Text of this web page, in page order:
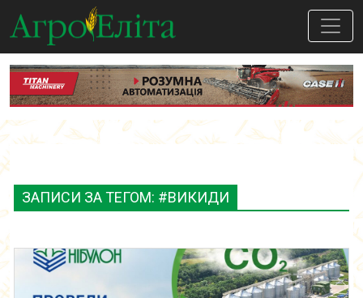
ЗАПИСИ ЗА ТЕГОМ: #ВИКИДИ